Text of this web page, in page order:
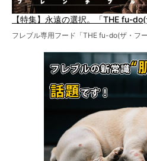
【特集】永遠の選択。「THE fu-do(
フレブル専用フード「THE fu-do(ザ・フー